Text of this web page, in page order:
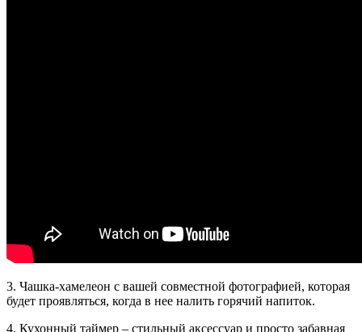
3. Чашка-хамелеон с вашей совместной фотографией, которая
будет проявляться, когда в нее налить горячий напиток.
4. Кухонный таймер – стильный аксессуар и просто забавная